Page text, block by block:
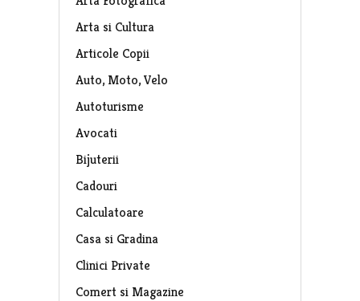
Arta si Cultura
Articole Copii
Auto, Moto, Velo
Autoturisme
Avocati
Bijuterii
Cadouri
Calculatoare
Casa si Gradina
Clinici Private
Comert si Magazine